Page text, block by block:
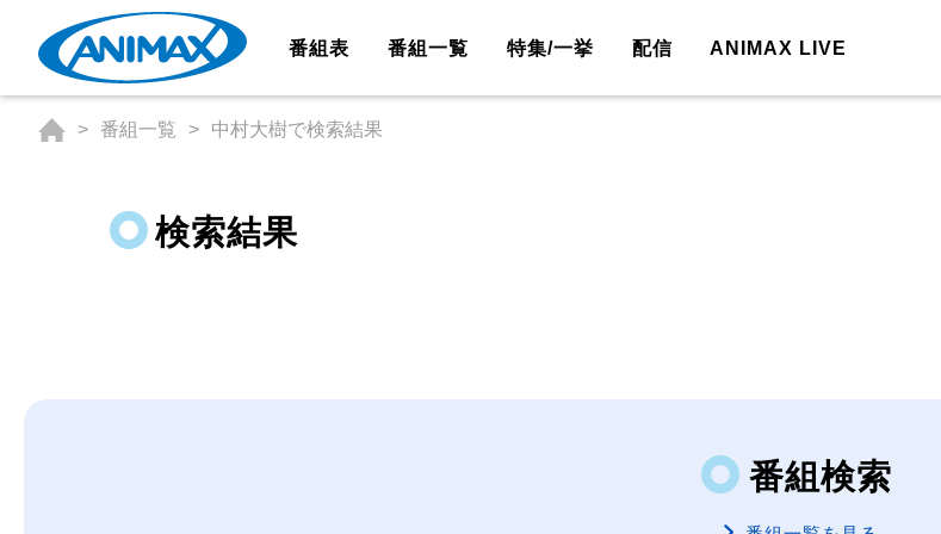
番組表 番組一覧 特集/一挙 配信 ANIMAX LIVE
番組一覧 中村大樹で検索結果
検索結果
番組検索